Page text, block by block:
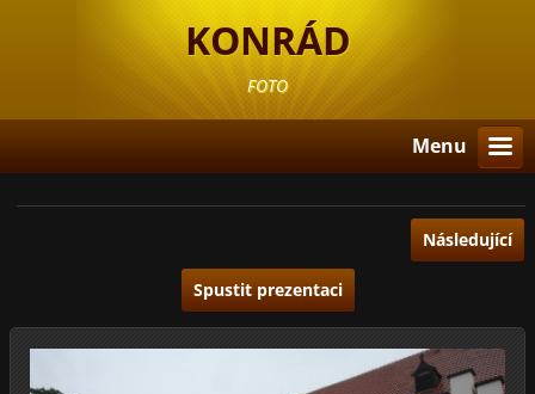
KONRÁD
FOTO
Menu
Následující
Spustit prezentaci